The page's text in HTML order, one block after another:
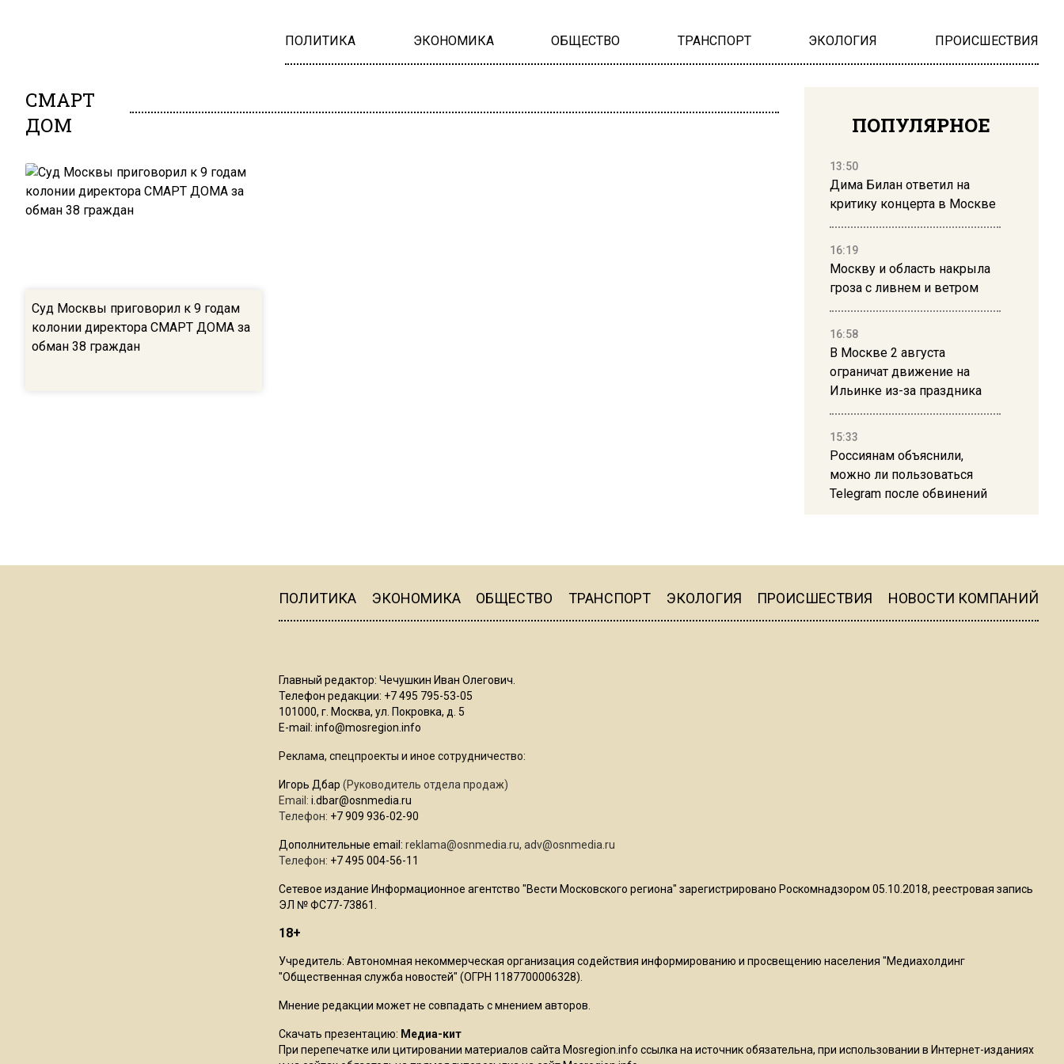
ПОЛИТИКА ЭКОНОМИКА ОБЩЕСТВО ТРАНСПОРТ ЭКОЛОГИЯ ПРОИСШЕСТВИЯ
СМАРТ
ДОМ
Суд Москвы приговорил к 9 годам
колонии директора СМАРТ ДОМА за
обман 38 граждан
ПОПУЛЯРНОЕ
13:50
Дима Билан ответил на
критику концерта в Москве
16:19
Москву и область накрыла
гроза с ливнем и ветром
16:58
В Москве 2 августа
ограничат движение на
Ильинке из-за праздника
15:33
Россиянам объяснили,
можно ли пользоваться
Telegram после обвинений
литров дождя на
В Подмосковье прекратили
цехах
ПОЛИТИКА ЭКОНОМИКА ОБЩЕСТВО ТРАНСПОРТ ЭКОЛОГИЯ ПРОИСШЕСТВИЯ НОВОСТИ КОМПАНИЙ
Главный редактор: Чечушкин Иван Олегович.
Телефон редакции: +7 495 795-53-05
101000, г. Москва, ул. Покровка, д. 5
E-mail: info@mosregion.info
Реклама, спецпроекты и иное сотрудничество:
Игорь Дбар (Руководитель отдела продаж)
Email: i.dbar@osnmedia.ru
Телефон: +7 909 936-02-90
Дополнительные email: reklama@osnmedia.ru, adv@osnmedia.ru
Телефон: +7 495 004-56-11
Сетевое издание Информационное агентство "Вести Московского региона" зарегистрировано Роскомнадзором 05.10.2018, реестровая запись
ЭЛ № ФС77-73861.
18+
Учредитель: Автономная некоммерческая организация содействия информированию и просвещению населения "Медиахолдинг
"Общественная служба новостей" (ОГРН 1187700006328).
Мнение редакции может не совпадать с мнением авторов.
Скачать презентацию: Медиа-кит
При перепечатке или цитировании материалов сайта Mosregion.info ссылка на источник обязательна, при использовании в Интернет-изданиях